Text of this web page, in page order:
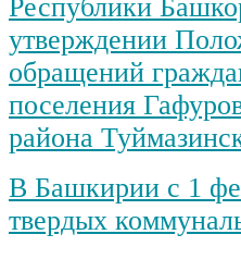
Республики
утверждении
обращений
поселения
района
В Башкирии с 1
твердых